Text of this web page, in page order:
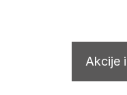
Akcije